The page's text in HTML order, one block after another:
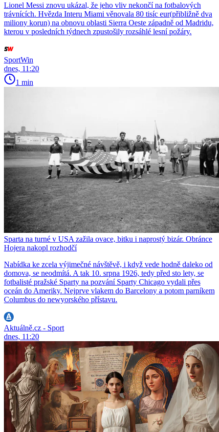
Lionel Messi znovu ukázal, že jeho vliv nekončí na fotbalových
trávnících. Hvězda Interu Miami věnovala 80 tisíc eur(přibližně dva
miliony korun) na obnovu oblasti Sierra Oeste západně od Madridu,
kterou v posledních týdnech zpustošily rozsáhlé lesní požáry.
SportWin
dnes, 11:20
1 min
Sparta na turné v USA zažila ovace, bitku i naprostý bizár. Obránce
Hojera nakopl rozhodčí
Nabídka ke zcela výjimečné návštěvě, i když vede hodně daleko od
domova, se neodmítá. A tak 10. srpna 1926, tedy před sto lety, se
fotbalisté pražské Sparty na pozvání Sparty Chicago vydali přes
oceán do Ameriky. Nejprve vlakem do Barcelony a potom parníkem
Columbus do newyorského přístavu.
Aktuálně.cz - Sport
dnes, 11:20